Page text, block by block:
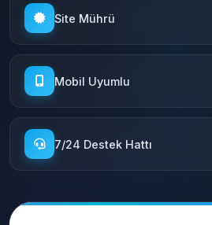
Site Mührü
Mobil Uyumlu
7/24 Destek Hattı